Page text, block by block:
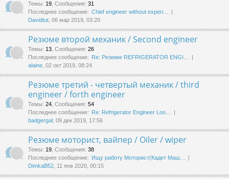
Темы: 19 Сообщения: 31
Последнее сообщение: Chief engineer without experi…
Davidtut , 06 мар 2019, 03:20
Резюме второй механик / Second engineer
Темы: 13 Сообщения: 26
Последнее сообщение: Re: Резюме REFRIGERATOR ENGI…
alaine , 02 окт 2019, 08:24
Резюме третий - четвертый механик / third
engineer / forth engineer
Темы: 24 Сообщения: 54
Последнее сообщение: Re: Refrigerator Engineer Loo…
badgergal , 09 дек 2019, 17:56
Резюме моторист, вайпер / Oiler / wiper
Темы: 19 Сообщения: 38
Последнее сообщение: Ищу работу Моторист(Кадет Маш…
DimkaB52 , 11 янв 2020, 00:15